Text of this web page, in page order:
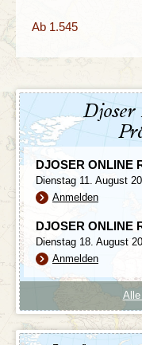
Ab 1.545
Djoser
DJOSER ONLINE
Dienstag 11. August
Anmelden
DJOSER ONLINE
Dienstag 18. August
Anmelden
Alle